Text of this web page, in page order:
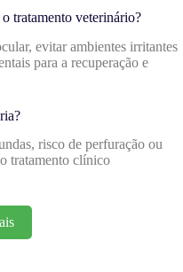
tratamento veterinário?
evitar ambientes irritantes
para a recuperação e
risco de perfuração ou
tratamento clínico